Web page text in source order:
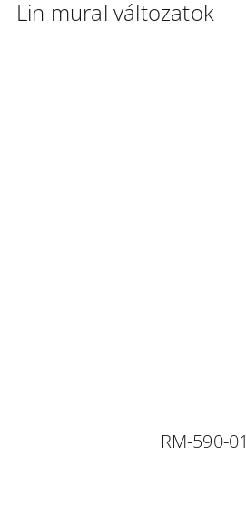
Lin mural változatok
RM-590-01